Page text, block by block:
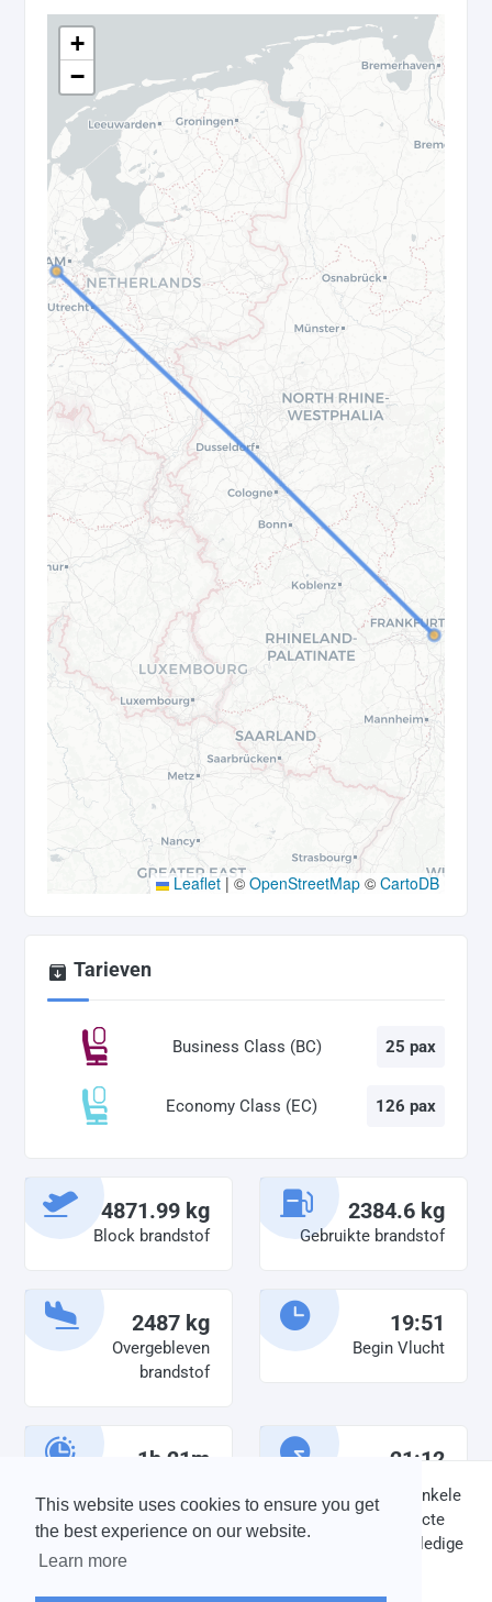
This website uses cookies to ensure you get
the best experience on our website.
Learn more
+
−
Leaflet | © OpenStreetMap © CartoDB
Tarieven
Business Class (BC) 25 pax
Economy Class (EC) 126 pax
4871.99 kg
Block brandstof
2384.6 kg
Gebruikte brandstof
2487 kg
Overgebleven
brandstof
19:51
Begin Vlucht
1h 21m 21:12
Einde vlucht
DISCLAIMER: V-Bird Virtual Airlines Group kan op geen enkele
wijze aansprakelijkheid aanvaarden voor directe of indirecte
schade die is ontstaan ten gevolge van onjuiste of onvolledige
informatie op deze website.
© 2004 - 2026 V-Bird Virtual Airlines Group |Credits